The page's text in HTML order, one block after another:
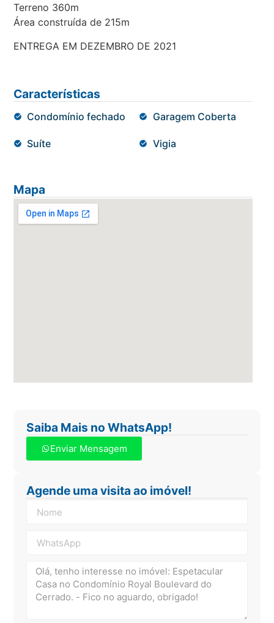
Terreno 360m
Área construída de 215m
ENTREGA EM DEZEMBRO DE 2021
Características
Condomínio fechado Garagem Coberta
Suíte Vigia
Mapa
Saiba Mais no WhatsApp!
Enviar Mensagem
Agende uma visita ao imóvel!